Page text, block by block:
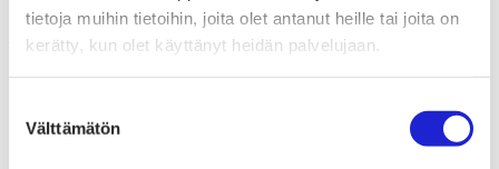
tietoja muihin tietoihin, joita olet antanut heille tai joita on
kerätty, kun olet käyttänyt heidän palvelujaan.
valinta
Välttämätön
Kansainvälistyminen
Verkkokauppias, oletko valmis
muutoksiin heinäkuun alussa?
Kun Angela ostaa Berliinissä uuteen kotiin